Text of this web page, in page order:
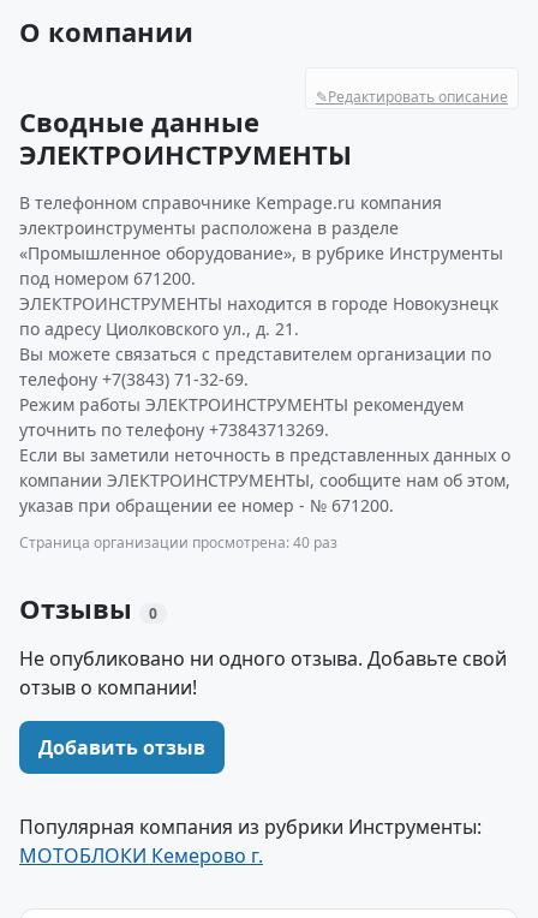
О компании
✎Редактировать описание
Сводные данные
ЭЛЕКТРОИНСТРУМЕНТЫ
В телефонном справочнике Kempage.ru компания
электроинструменты расположена в разделе
«Промышленное оборудование», в рубрике Инструменты
под номером 671200.
ЭЛЕКТРОИНСТРУМЕНТЫ находится в городе Новокузнецк
по адресу Циолковского ул., д. 21.
Вы можете связаться с представителем организации по
телефону +7(3843) 71-32-69.
Режим работы ЭЛЕКТРОИНСТРУМЕНТЫ рекомендуем
уточнить по телефону +73843713269.
Если вы заметили неточность в представленных данных о
компании ЭЛЕКТРОИНСТРУМЕНТЫ, сообщите нам об этом,
указав при обращении ее номер - № 671200.
Страница организации просмотрена: 40 раз
Отзывы 0
Не опубликовано ни одного отзыва. Добавьте свой
отзыв о компании!
Добавить отзыв
Популярная компания из рубрики Инструменты:
МОТОБЛОКИ Кемерово г.